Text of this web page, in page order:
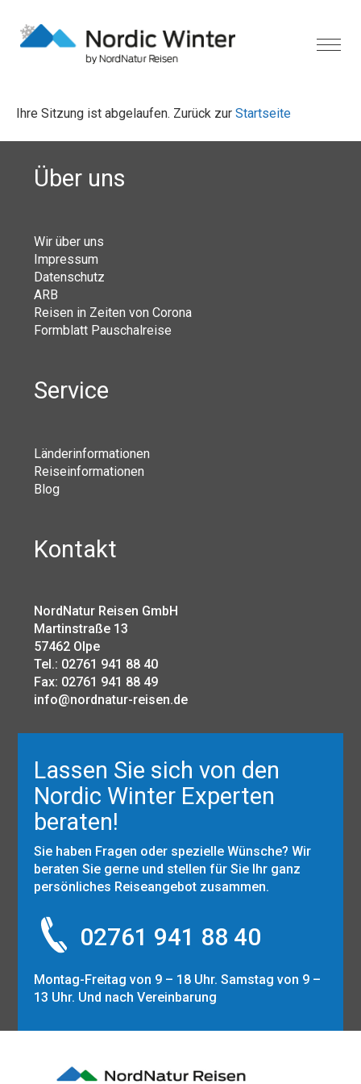
Ihre Sitzung ist abgelaufen. Zurück zur Startseite
Über uns
Wir über uns
Impressum
Datenschutz
ARB
Reisen in Zeiten von Corona
Formblatt Pauschalreise
Service
Länderinformationen
Reiseinformationen
Blog
Kontakt
NordNatur Reisen GmbH
Martinstraße 13
57462 Olpe
Tel.: 02761 941 88 40
Fax: 02761 941 88 49
info@nordnatur-reisen.de
Lassen Sie sich von den
Nordic Winter Experten
beraten!
Sie haben Fragen oder spezielle Wünsche? Wir
beraten Sie gerne und stellen für Sie Ihr ganz
persönliches Reiseangebot zusammen.
02761 941 88 40
Montag-Freitag von 9 – 18 Uhr. Samstag von 9 –
13 Uhr. Und nach Vereinbarung